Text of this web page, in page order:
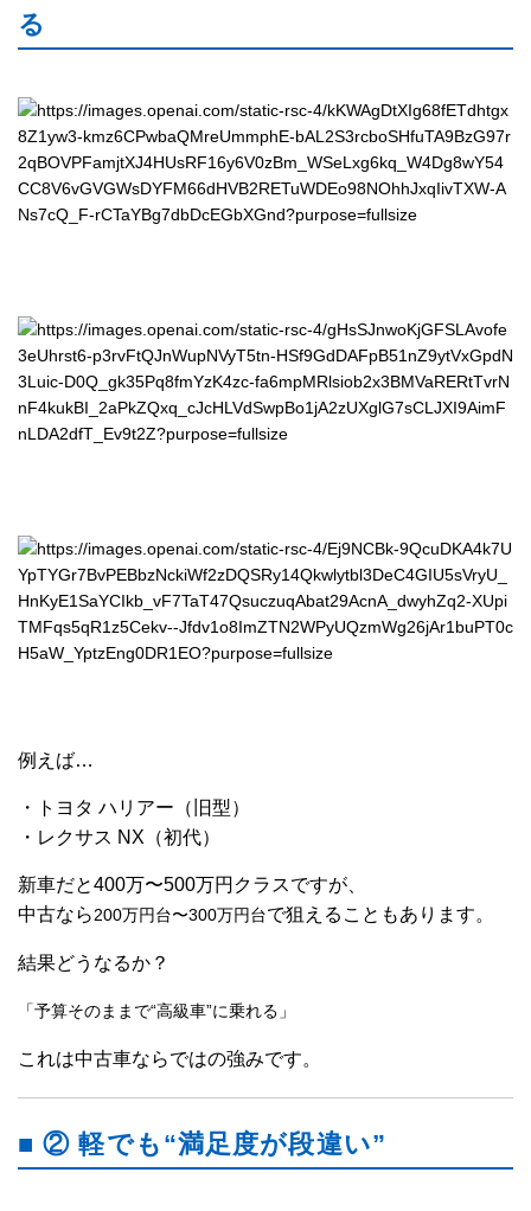
る
例えば…
・トヨタ ハリアー（旧型）
・レクサス NX（初代）
新車だと400万〜500万円クラスですが、
中古なら200万円台〜300万円台で狙えることもあります。
結果どうなるか？
「予算そのままで“高級車”に乗れる」
これは中古車ならではの強みです。
■ ② 軽でも“満足度が段違い”